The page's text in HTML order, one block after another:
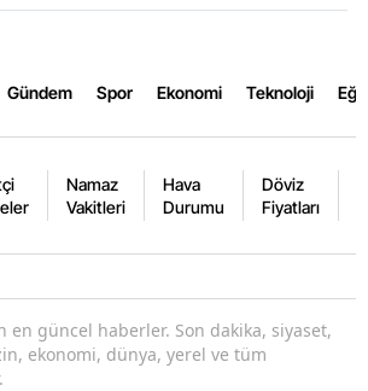
Gündem Spor Ekonomi Teknoloji
Namaz
Vakitleri
Hava
Durumu
Döviz
Fiyatları
en güncel haberler. Son dakika, siyaset,
ekonomi, dünya, yerel ve tüm